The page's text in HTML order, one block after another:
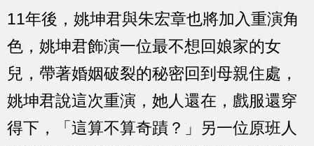
11年後，姚坤君與朱宏章也將加入重演角
色，姚坤君飾演一位最不想回娘家的女
兒，帶著婚姻破裂的秘密回到母親住處，
姚坤君說這次重演，她人還在，戲服還穿
得下，「這算不算奇蹟？」另一位原班人